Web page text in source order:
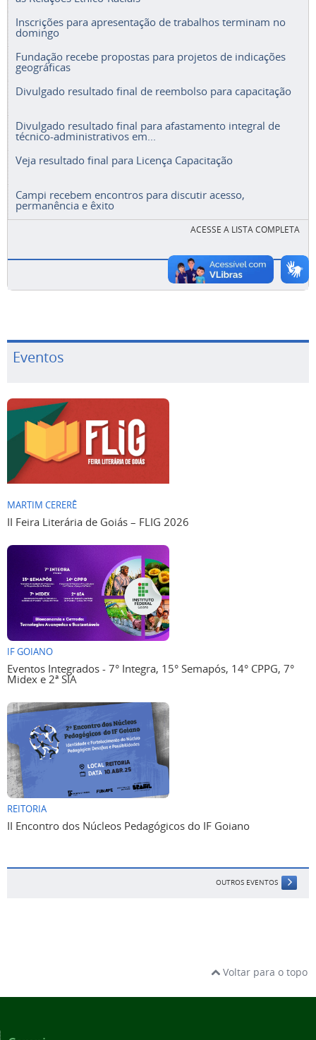
Inscrições para apresentação de trabalhos terminam no
domingo
Fundação recebe propostas para projetos de indicações
geográficas
Divulgado resultado final de reembolso para capacitação
Divulgado resultado final para afastamento integral de
técnico-administrativos em...
Veja resultado final para Licença Capacitação
Campi recebem encontros para discutir acesso,
permanência e êxito
ACESSE A LISTA COMPLETA
Eventos
MARTIM CERERÊ
II Feira Literária de Goiás – FLIG 2026
IF GOIANO
Eventos Integrados - 7° Integra, 15° Semapós, 14° CPPG, 7°
Midex e 2ª SIA
REITORIA
II Encontro dos Núcleos Pedagógicos do IF Goiano
OUTROS EVENTOS
Voltar para o topo